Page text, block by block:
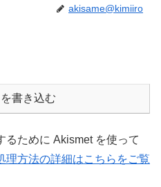
akisame@kimiiro
書き込む
るために Akismet を使って
理方法の詳細はこちらをご覧